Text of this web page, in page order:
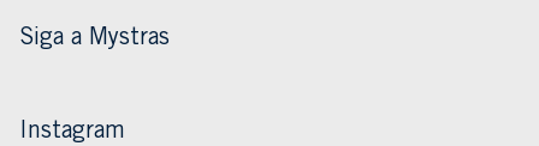
Siga a Mystras
Instagram